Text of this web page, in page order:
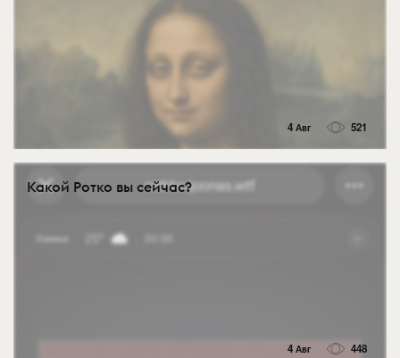
4 Авг 521
Какой Ротко вы сейчас?
4 Авг 448